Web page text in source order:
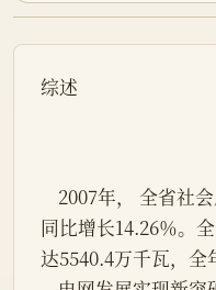
综述
同比增长14.26％。
达5540.4万千瓦，全